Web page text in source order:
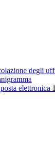
degli
elettronica 1